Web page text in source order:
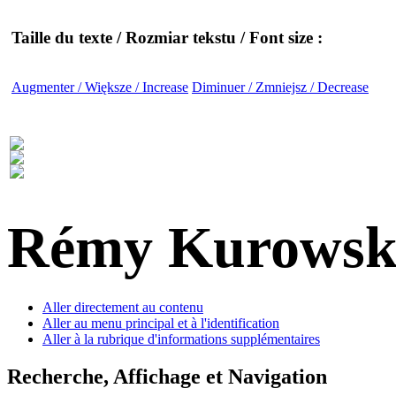
Taille du texte / Rozmiar tekstu / Font size :
Augmenter / Większe / Increase Diminuer / Zmniejsz / Decrease
Rémy
Aller directement au contenu
Aller au menu principal et à l'identification
Aller à la rubrique d'informations supplémentaires
Recherche, Affichage et Navigation